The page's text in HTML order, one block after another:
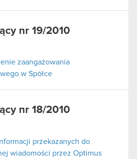
nr 19/2010
zaangażowania
w Spółce
nr 18/2010
przekazanych do
wiadomości przez Optimus